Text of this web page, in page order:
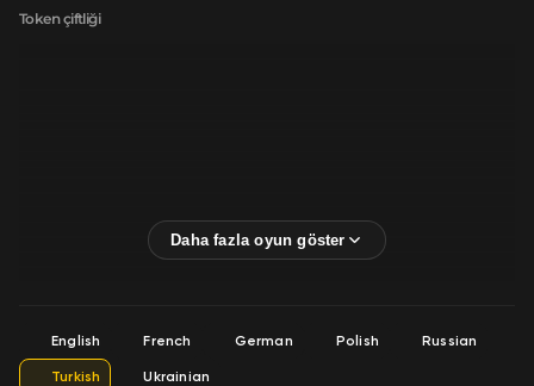
Token çiftliği
English French German Polish
Russian
Turkish
Ukrainian